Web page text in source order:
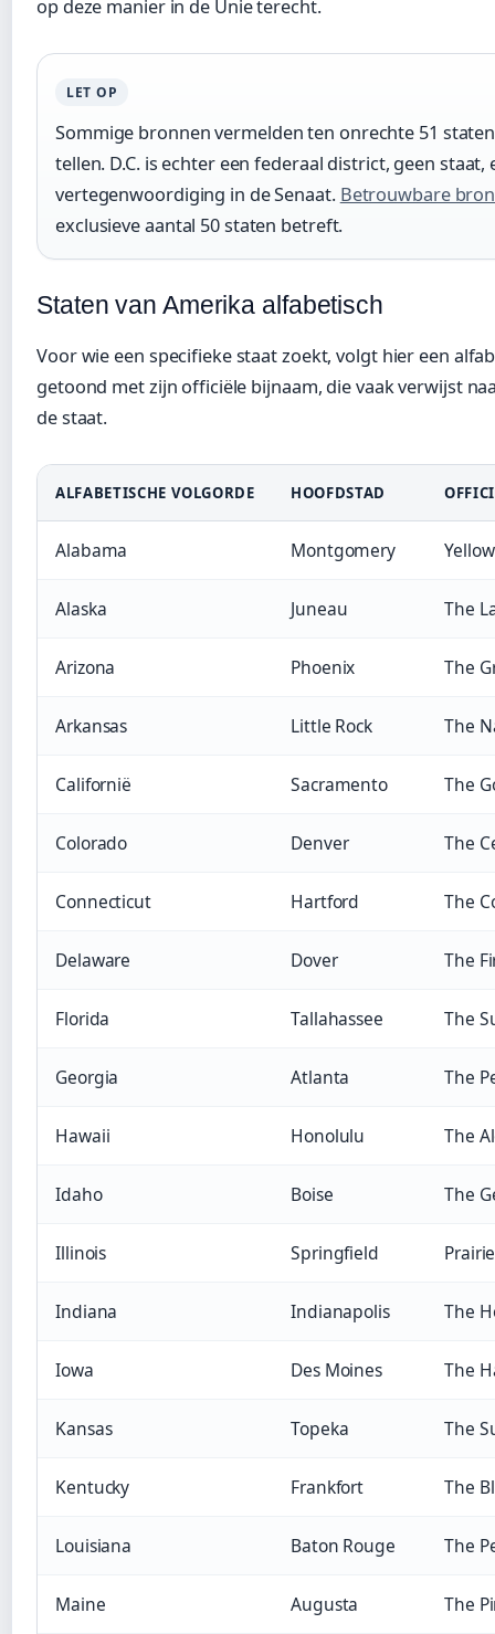
op deze manier in de Unie terecht.
LET OP
Sommige bronnen vermelden ten onrechte 51
tellen. D.C. is echter een federaal district, geen staat,
vertegenwoordiging in de Senaat. Betrouwbare
exclusieve aantal 50 staten betreft.
Staten van Amerika alfabetisch
Voor wie een specifieke staat zoekt, volgt hier een
getoond met zijn officiële bijnaam, die vaak verwijst
de staat.
ALFABETISCHE VOLGORDE HOOFDSTAD
Alabama Montgomery
Alaska Juneau The
Arizona Phoenix The
Arkansas Little Rock The
Californië Sacramento The
Colorado Denver The
Connecticut Hartford The
Delaware Dover The
Florida Tallahassee The
Georgia Atlanta The
Hawaii Honolulu The
Idaho Boise The
Illinois Springfield
Indiana Indianapolis The
Iowa Des Moines The
Kansas Topeka The
Kentucky Frankfort The
Louisiana Baton Rouge The
Maine Augusta The